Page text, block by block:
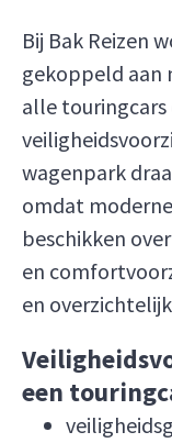
Bij Bak Reizen
gekoppeld aan
alle touringcars
wagenpark
omdat
beschikken
en
en
een